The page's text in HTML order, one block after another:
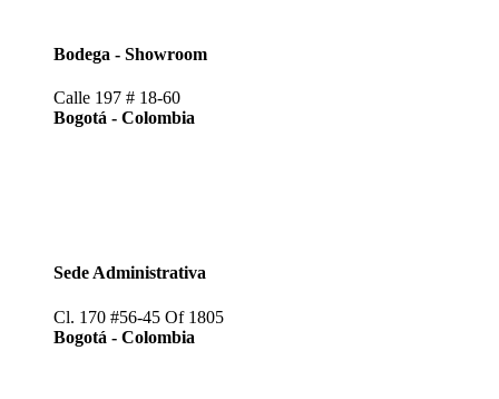
Bodega - Showroom
Calle 197 # 18-60
Bogotá - Colombia
Sede Administrativa
Cl. 170 #56-45 Of 1805
Bogotá - Colombia